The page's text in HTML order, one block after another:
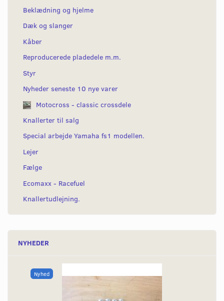
Beklædning og hjelme
Dæk og slanger
Kåber
Reproducerede pladedele m.m.
Styr
Nyheder seneste 10 nye varer
Motocross - classic crossdele
Knallerter til salg
Special arbejde Yamaha fs1 modellen.
Lejer
Fælge
Ecomaxx - Racefuel
Knallertudlejning.
NYHEDER
Nyhed